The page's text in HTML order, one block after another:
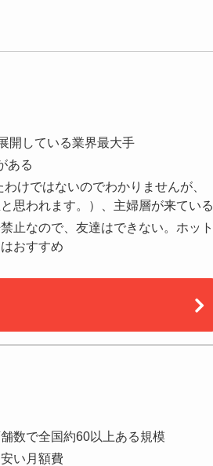
開している業界最大手
ある
けではないのでわかりませんが、
思われます。）、主婦層が来ている
止なので、友達はできない。ホット
おすすめ
数で全国約60以上ある規模
い月額費